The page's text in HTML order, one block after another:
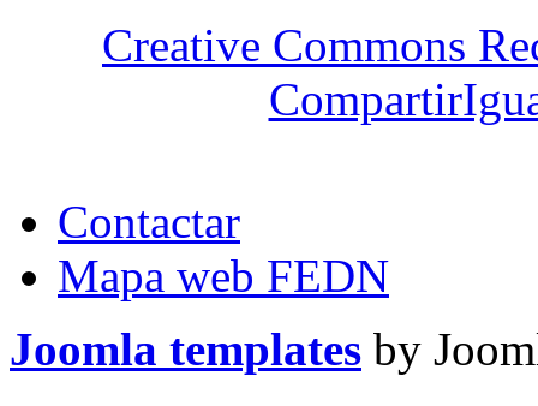
Creative Commons
Contactar
Mapa web FEDN
Joomla templates by